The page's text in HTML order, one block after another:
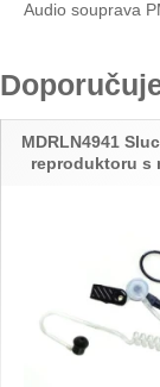
Audio souprava
MDRLN4941
reproduktoru s